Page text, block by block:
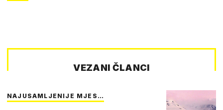
VEZANI ČLANCI
NAJUSAMLJENIJE MJES…